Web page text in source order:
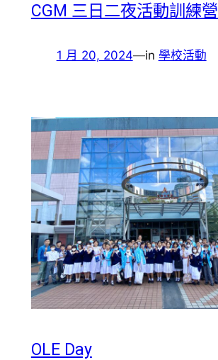
CGM 三日二夜活動訓練營
1 月 20, 2024—in 學校活動
OLE Day